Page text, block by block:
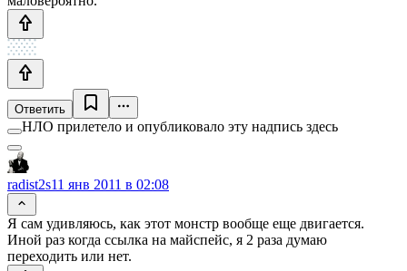
Ответить
НЛО прилетело и опубликовало эту надпись здесь
radist2s11 янв 2011 в 02:08
Я сам удивляюсь, как этот монстр вообще еще двигается.
Иной раз когда ссылка на майспейс, я 2 раза думаю
переходить или нет.